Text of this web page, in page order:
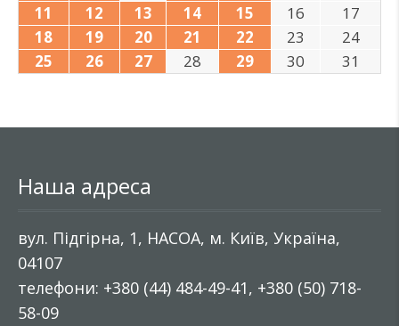
11
12 13 14 15 16
17
18
19 20 21 22 23
24
25
26 27 28 29 30 31
Наша адреса
вул. Підгірна, 1, НАСОА, м. Київ, Україна,
04107
телефони: +380 (44) 484-49-41, +380 (50) 718-
58-09